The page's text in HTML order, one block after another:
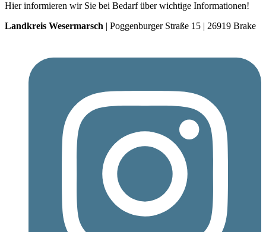
Hier informieren wir Sie bei Bedarf über wichtige Informationen!
Landkreis Wesermarsch | Poggenburger Straße 15 | 26919 Brake